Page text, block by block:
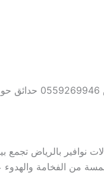
بالرياض تجمع بين
من الفخامة والهدوء